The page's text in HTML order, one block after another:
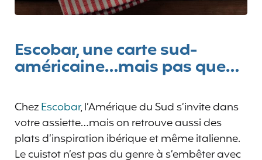
Escobar, une carte sud-
américaine…mais pas que…
ChezEscobar, l’Amérique du Sud s’invite dans
votre assiette…mais on retrouve aussi des
plats d’inspiration ibérique et même italienne.
Le cuistot n’est pas du genre à s’embêter avec